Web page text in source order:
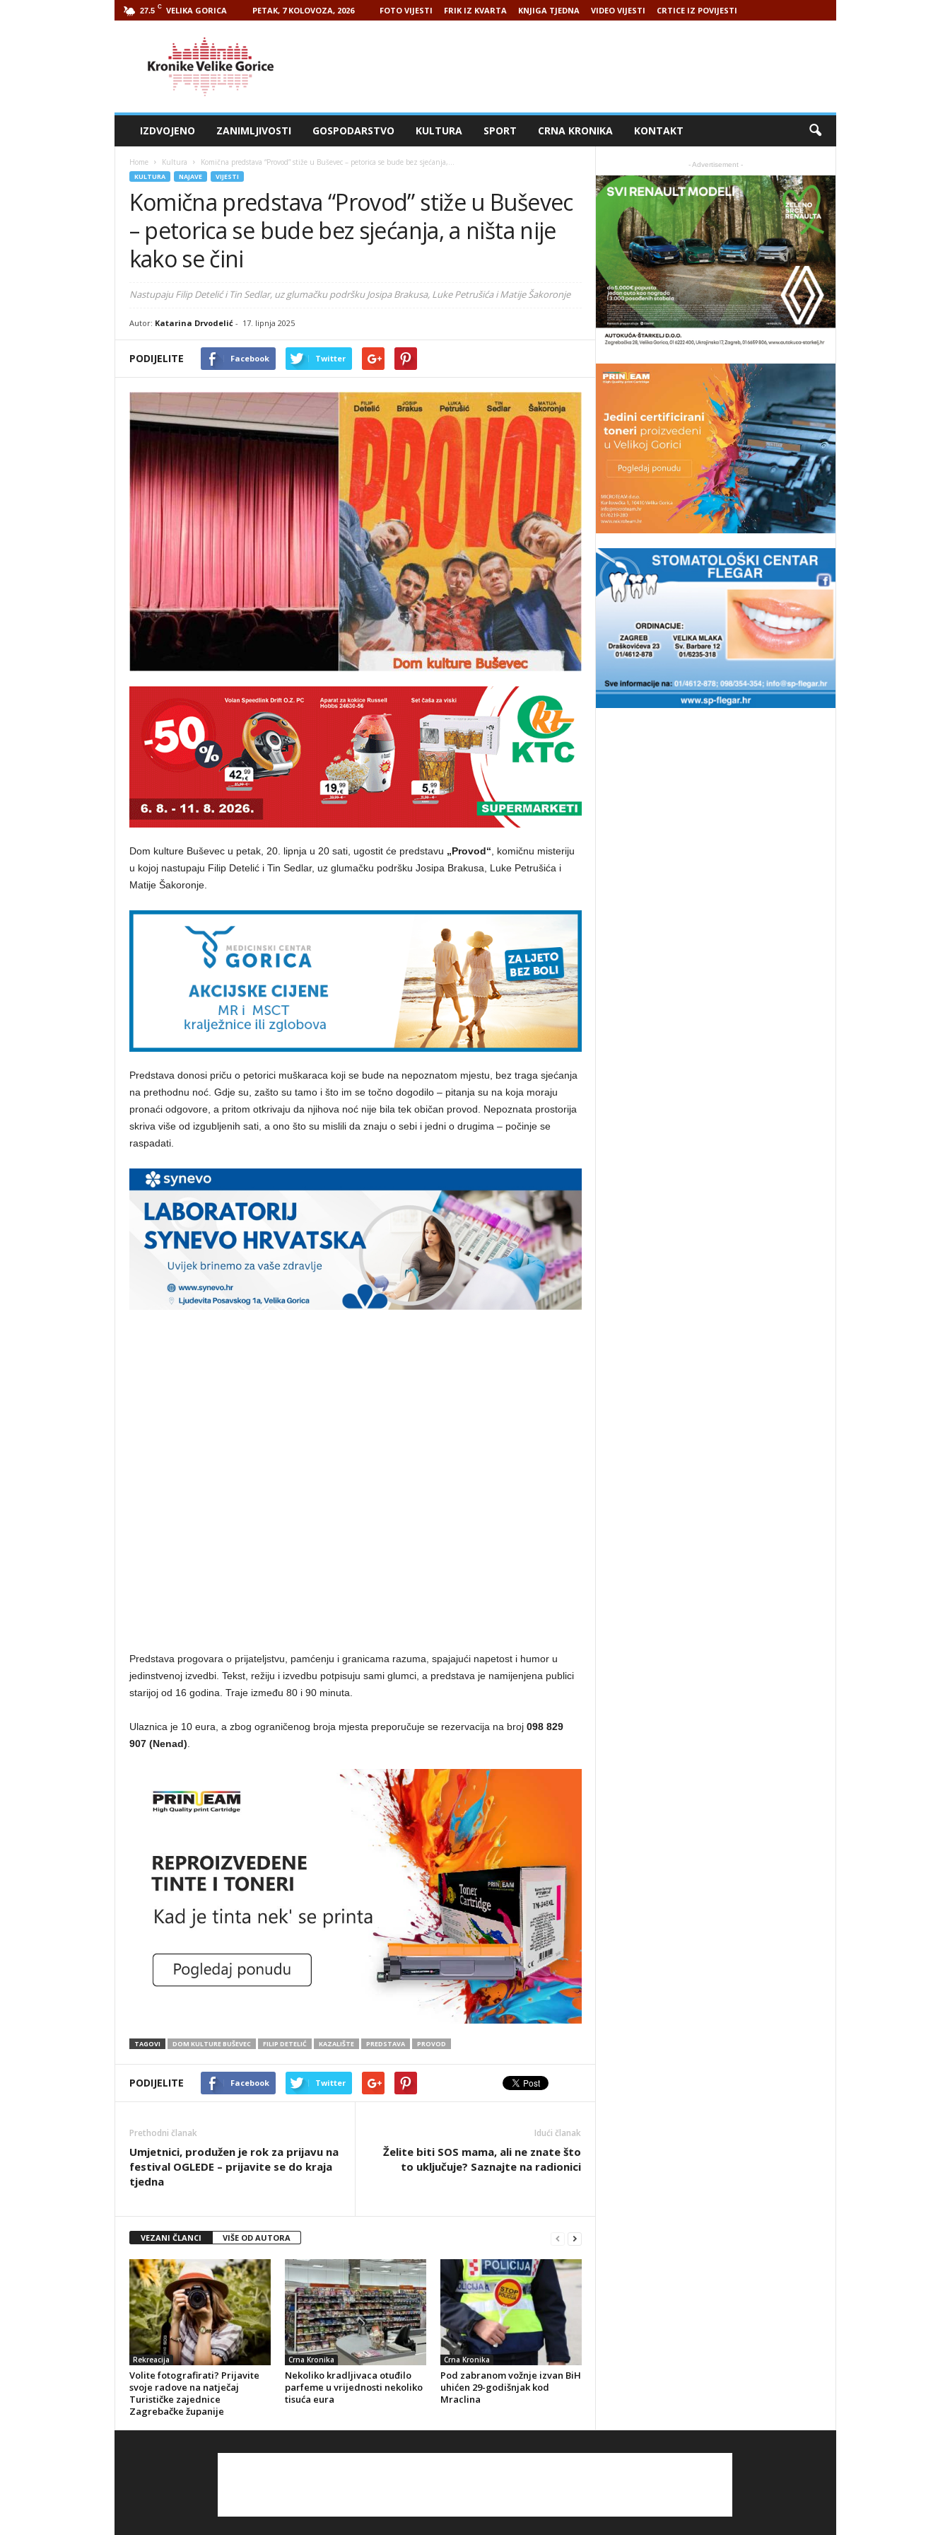
27.5 C VELIKA GORICA PETAK, 7 KOLOVOZA, 2026 FOTO VIJESTI FRIK IZ KVARTA KNJIGA TJEDNA VIDEO VIJESTI CRTICE IZ POVIJESTI
IZDVOJENO ZANIMLJIVOSTI GOSPODARSTVO KULTURA SPORT CRNA KRONIKA KONTAKT
Home Kultura Komična predstava “Provod” stiže u Buševec – petorica se bude bez sjećanja,...
KULTURA NAJAVE VIJESTI
Komična predstava “Provod” stiže u Buševec
– petorica se bude bez sjećanja, a ništa nije
kako se čini
Nastupaju Filip Detelić i Tin Sedlar, uz glumačku podršku Josipa Brakusa, Luke Petrušića i Matije Šakoronje
Autor: Katarina Drvodelić- 17. lipnja 2025
PODIJELITE Facebook Twitter
Dom kulture Buševec u petak, 20. lipnja u 20 sati, ugostit će predstavu „Provod“ , komičnu misteriju
u kojoj nastupaju Filip Detelić i Tin Sedlar, uz glumačku podršku Josipa Brakusa, Luke Petrušića i
Matije Šakoronje.
Predstava donosi priču o petorici muškaraca koji se bude na nepoznatom mjestu, bez traga sjećanja
na prethodnu noć. Gdje su, zašto su tamo i što im se točno dogodilo – pitanja su na koja moraju
pronaći odgovore, a pritom otkrivaju da njihova noć nije bila tek običan provod. Nepoznata prostorija
skriva više od izgubljenih sati, a ono što su mislili da znaju o sebi i jedni o drugima – počinje se
raspadati.
Predstava progovara o prijateljstvu, pamćenju i granicama razuma, spajajući napetost i humor u
jedinstvenoj izvedbi. Tekst, režiju i izvedbu potpisuju sami glumci, a predstava je namijenjena publici
starijoj od 16 godina. Traje između 80 i 90 minuta.
Ulaznica je 10 eura, a zbog ograničenog broja mjesta preporučuje se rezervacija na broj 098 829
907 (Nenad)
TAGOVI DOM KULTURE BUŠEVEC FILIP DETELIĆ KAZALIŠTE PREDSTAVA PROVOD
PODIJELITE Facebook Twitter
Prethodni članak
Umjetnici, produžen je rok za prijavu na
festival OGLEDE – prijavite se do kraja
tjedna
Idući članak
Želite biti SOS mama, ali ne znate što
to uključuje? Saznajte na radionici
VEZANI ČLANCI VIŠE OD AUTORA
Rekreacija
Volite fotografirati? Prijavite
svoje radove na natječaj
Turističke zajednice
Zagrebačke županije
Crna Kronika
Nekoliko kradljivaca otuđilo
parfeme u vrijednosti nekoliko
tisuća eura
Crna Kronika
Pod zabranom vožnje izvan BiH
uhićen 29-godišnjak kod
Mraclina
- Advertisement -